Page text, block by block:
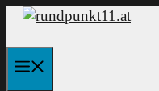
Zum